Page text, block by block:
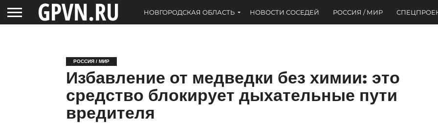
НОВГОРОДСКАЯ ОБЛАСТЬ НОВОСТИ СОСЕДЕЙ РОССИЯ / МИР
РОССИЯ / МИР
Избавление от медведки без химии: это
средство блокирует дыхательные пути
вредителя